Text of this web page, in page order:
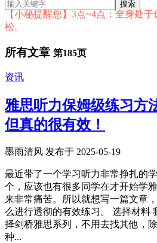
【小秘提醒您】3点~4点：全身处
松。
所有文章 第185页
资讯
雅思听力保姆级练习
但真的很有效！
墨雨清风 发布于 2025-05-19
最近带了一个学习听力非常挣扎的
个，应该也有很多同学在才开始学
来非常痛苦。所以就想写一篇文章
么进行透彻的有效练习。 选择材料
择剑桥雅思系列，不用去找其他，
种...